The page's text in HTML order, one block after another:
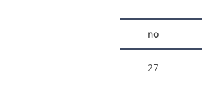
no
27